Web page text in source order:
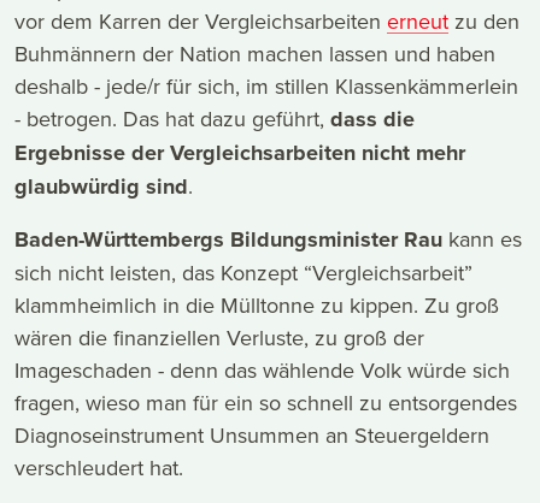
vor dem Karren der Vergleichsarbeiten erneut zu den
Buhmännern der Nation machen lassen und haben
deshalb - jede/r für sich, im stillen Klassenkämmerlein
- betrogen. Das hat dazu geführt, dass die
Ergebnisse der Vergleichsarbeiten nicht mehr
glaubwürdig sind.
Baden-Württembergs Bildungsminister Rau kann es
sich nicht leisten, das Konzept “Vergleichsarbeit”
klammheimlich in die Mülltonne zu kippen. Zu groß
wären die finanziellen Verluste, zu groß der
Imageschaden - denn das wählende Volk würde sich
fragen, wieso man für ein so schnell zu entsorgendes
Diagnoseinstrument Unsummen an Steuergeldern
verschleudert hat.